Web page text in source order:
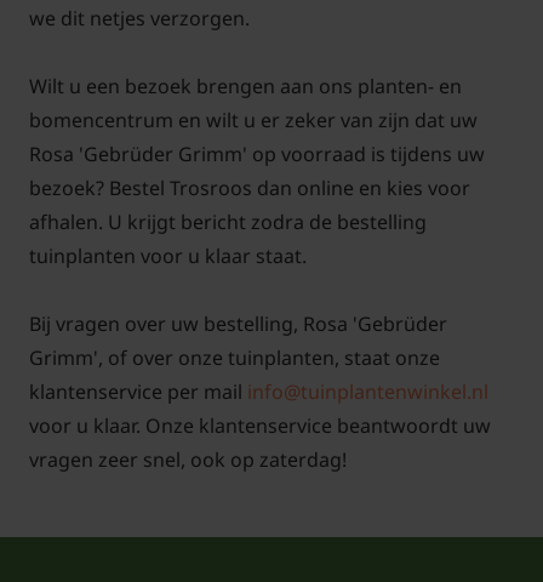
Voor snoei- en onderhoudstips voor de struikroos
we dit netjes verzorgen.
Wilt u een bezoek brengen aan ons planten- en
bomencentrum en wilt u er zeker van zijn dat uw
Rosa 'Gebrüder Grimm' op voorraad is tijdens uw
bezoek? Bestel Trosroos dan online en kies voor
afhalen. U krijgt bericht zodra de bestelling
tuinplanten voor u klaar staat.
Bij vragen over uw bestelling, Rosa 'Gebrüder
Grimm', of over onze tuinplanten, staat onze
klantenservice per mail info@tuinplantenwinkel.nl
voor u klaar. Onze klantenservice beantwoordt uw
vragen zeer snel, ook op zaterdag!